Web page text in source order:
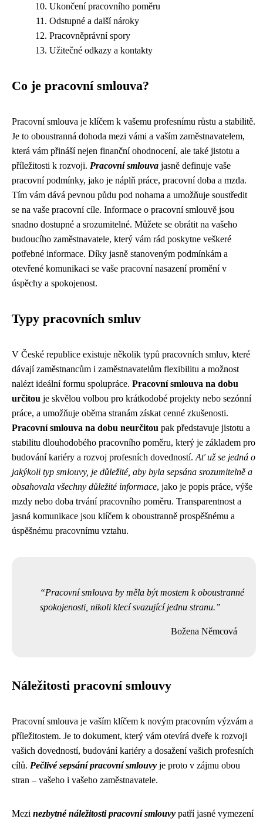
Ukončení pracovního poměru
Odstupné a další nároky
Pracovněprávní spory
Užitečné odkazy a kontakty
Co je pracovní smlouva?
Pracovní smlouva je klíčem k vašemu profesnímu růstu a stabilitě.
Je to oboustranná dohoda mezi vámi a vaším zaměstnavatelem,
která vám přináší nejen finanční ohodnocení, ale také jistotu a
příležitosti k rozvoji. Pracovní smlouva jasně definuje vaše
pracovní podmínky, jako je náplň práce, pracovní doba a mzda.
Tím vám dává pevnou půdu pod nohama a umožňuje soustředit
se na vaše pracovní cíle. Informace o pracovní smlouvě jsou
snadno dostupné a srozumitelné. Můžete se obrátit na vašeho
budoucího zaměstnavatele, který vám rád poskytne veškeré
potřebné informace. Díky jasně stanoveným podmínkám a
otevřené komunikaci se vaše pracovní nasazení promění v
úspěchy a spokojenost.
Typy pracovních smluv
V České republice existuje několik typů pracovních smluv, které
dávají zaměstnancům i zaměstnavatelům flexibilitu a možnost
nalézt ideální formu spolupráce. Pracovní smlouva na dobu
určitou je skvělou volbou pro krátkodobé projekty nebo sezónní
práce, a umožňuje oběma stranám získat cenné zkušenosti.
Pracovní smlouva na dobu neurčitou pak představuje jistotu a
stabilitu dlouhodobého pracovního poměru, který je základem pro
budování kariéry a rozvoj profesních dovedností. Ať už se jedná o
jakýkoli typ smlouvy, je důležité, aby byla sepsána srozumitelně a
obsahovala všechny důležité informace, jako je popis práce, výše
mzdy nebo doba trvání pracovního poměru. Transparentnost a
jasná komunikace jsou klíčem k oboustranně prospěšnému a
úspěšnému pracovnímu vztahu.
Pracovní smlouva by měla být mostem k oboustranné
spokojenosti, nikoli klecí svazující jednu stranu.
Božena Němcová
Náležitosti pracovní smlouvy
Pracovní smlouva je vaším klíčem k novým pracovním výzvám a
příležitostem. Je to dokument, který vám otevírá dveře k rozvoji
vašich dovedností, budování kariéry a dosažení vašich profesních
cílů. Pečlivé sepsání pracovní smlouvy je proto v zájmu obou
stran – vašeho i vašeho zaměstnavatele.
Mezi nezbytné náležitosti pracovní smlouvy patří jasné vymezení